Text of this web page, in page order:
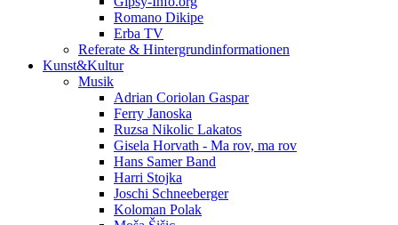
Romano Dikipe
Erba TV
Referate & Hintergrundinformationen
Kunst&Kultur
Musik
Adrian Coriolan Gaspar
Ferry Janoska
Ruzsa Nikolic Lakatos
Gisela Horvath - Ma rov, ma rov
Hans Samer Band
Harri Stojka
Joschi Schneeberger
Koloman Polak